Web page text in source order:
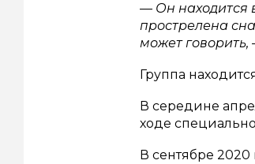
— Он находится
прострелена
может говорить,
Группа
В середине
ходе
В сентябре